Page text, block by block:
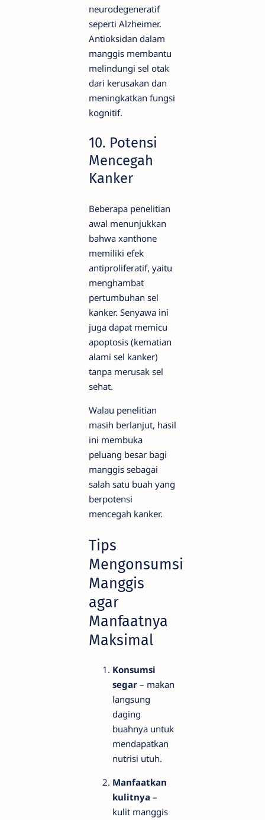
neurodegeneratif
seperti Alzheimer.
Antioksidan dalam
manggis membantu
melindungi sel otak
dari kerusakan dan
meningkatkan fungsi
kognitif.
10. Potensi
Mencegah
Kanker
Beberapa penelitian
awal menunjukkan
bahwa xanthone
memiliki efek
antiproliferatif, yaitu
menghambat
pertumbuhan sel
kanker. Senyawa ini
juga dapat memicu
apoptosis (kematian
alami sel kanker)
tanpa merusak sel
sehat.
Walau penelitian
masih berlanjut, hasil
ini membuka
peluang besar bagi
manggis sebagai
salah satu buah yang
berpotensi
mencegah kanker.
Tips
Mengonsumsi
Manggis
agar
Manfaatnya
Maksimal
Konsumsi
segar – makan
langsung
daging
buahnya untuk
mendapatkan
nutrisi utuh.
Manfaatkan
kulitnya –
kulit manggis